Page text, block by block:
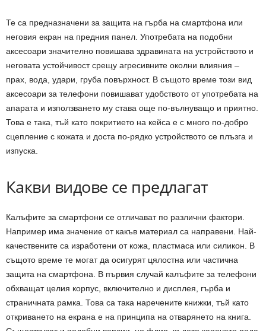
Те са предназначени за защита на гърба на смартфона или
неговия екран на предния панел. Употребата на подобни
аксесоари значително повишава здравината на устройството и
неговата устойчивост срещу агресивните околни влияния –
прах, вода, удари, груба повърхност. В същото време този вид
аксесоари за телефони повишават удобството от употребата на
апарата и използването му става още по-вълнуващо и приятно.
Това е така, тъй като покритието на кейса е с много по-добро
сцепление с кожата и доста по-рядко устройството се плъзга и
изпуска.
Какви видове се предлагат
Калъфите за смартфони се отличават по различни фактори.
Например има значение от какъв материал са направени. Най-
качествените са изработени от кожа, пластмаса или силикон. В
същото време те могат да осигурят цялостна или частична
защита на смартфона. В първия случай калъфите за телефони
обхващат целия корпус, включително и дисплея, гърба и
страничната рамка. Това са така наречените книжки, тъй като
откриването на екрана е на принципа на отварянето на книга.